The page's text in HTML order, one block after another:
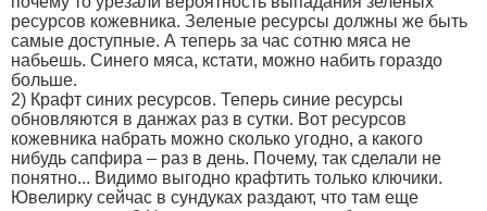
ресурсов кожевника. Зеленые ресурсы должны же быть
самые доступные. А теперь за час сотню мяса не
набьешь. Синего мяса, кстати, можно набить гораздо
больше.
2) Крафт синих ресурсов. Теперь синие ресурсы
обновляются в данжах раз в сутки. Вот ресурсов
кожевника набрать можно сколько угодно, а какого
нибудь сапфира – раз в день. Почему, так сделали не
понятно... Видимо выгодно крафтить только ключики.
Ювелирку сейчас в сундуках раздают, что там еще